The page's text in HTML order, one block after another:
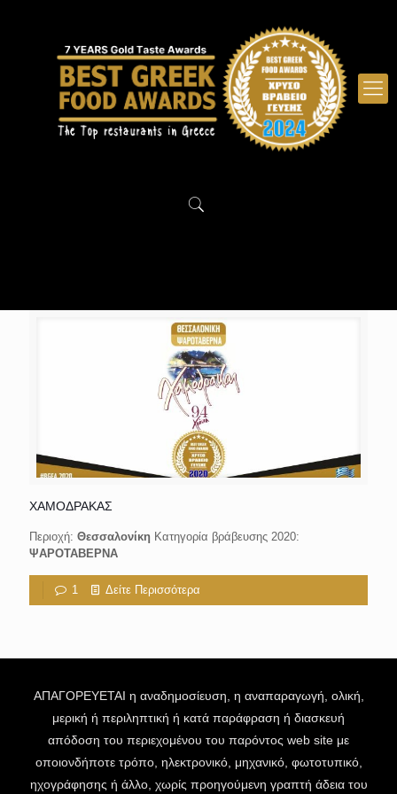
ΧΑΜΟΔΡΑΚΑΣ
Περιοχή: Θεσσαλονίκη Κατηγορία βράβευσης 2020:
ΨΑΡΟΤΑΒΕΡΝΑ
1 Δείτε Περισσότερα
ΑΠΑΓΟΡΕΥΕΤΑΙ η αναδημοσίευση, η αναπαραγωγή, ολική,
μερική ή περιληπτική ή κατά παράφραση ή διασκευή
απόδοση του περιεχομένου του παρόντος web site με
οποιονδήποτε τρόπο, ηλεκτρονικό, μηχανικό, φωτοτυπικό,
ηχογράφησης ή άλλο, χωρίς προηγούμενη γραπτή άδεια του